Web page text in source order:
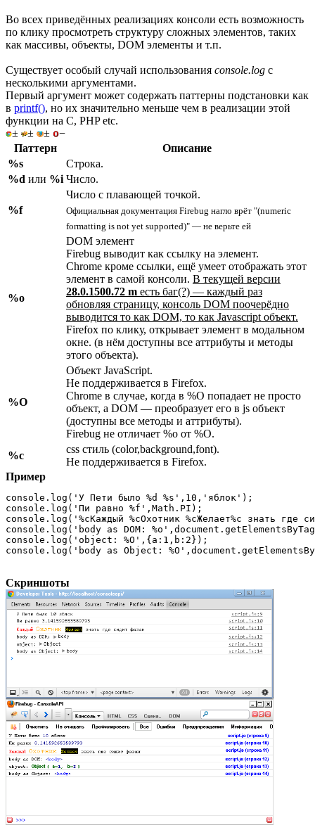
Во всех приведённых реализациях консоли есть возможность
по клику просмотреть структуру сложных элементов, таких
как массивы, объекты, DOM элементы и т.п.
Существует особый случай использования console.log с
несколькими аргументами.
Первый аргумент может содержать паттерны подстановки как
в printf(), но их значительно меньше чем в реализации этой
функции на C, PHP etc.
± ± ±
−
Паттерн
Описание
%s
Строка.
%d или %i Число.
%f
Число с плавающей точкой.
Официальная документация Firebug нагло врёт "(numeric
formatting is not yet supported)" — не верьте ей
%o
DOM элемент
Firebug выводит как ссылку на элемент.
Chrome кроме ссылки, ещё умеет отображать этот
элемент в самой консоли. В текущей версии
28.0.1500.72 m есть баг(?) — каждый раз
обновляя страницу, консоль DOM поочерёдно
выводится то как DOM, то как Javascript объект.
Firefox по клику, открывает элемент в модальном
окне. (в нём доступны все аттрибуты и методы
этого объекта).
%O
Объект JavaScript.
Не поддерживается в Firefox.
Chrome в случае, когда в %O попадает не просто
объект, а DOM — преобразует его в js объект
(доступны все методы и аттрибуты).
Firebug не отличает %o от %O.
%c
css стиль (color,background,font).
Не поддерживается в Firefox.
Пример
console.log('У Пети было %d %s',10,'яблок');
console.log('Пи равно %f',Math.PI);
console.log('%cКаждый %cОхотник %cЖелает%c
console.log('body as DOM:
console.log('object: %O',{a:1,b:2});
console.log('body as Object:
Скриншоты